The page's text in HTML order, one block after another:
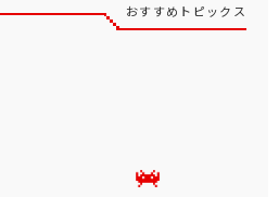
おすすめトピックス